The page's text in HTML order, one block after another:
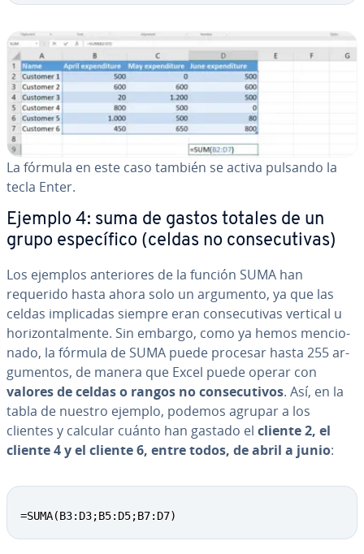
La fórmula en este caso también se activa pulsando la
tecla Enter.
Ejemplo 4: suma de gastos totales de un
grupo es­pe­cí­fi­co (celdas no co­n­se­cu­ti­vas)
Los ejemplos an­te­rio­res de la función SUMA han
requerido hasta ahora solo un argumento, ya que las
celdas im­pli­ca­das siempre eran co­n­se­cu­ti­vas vertical u
ho­ri­zo­n­ta­l­me­n­te. Sin embargo, como ya hemos me­n­cio­
na­do, la fórmula de SUMA puede procesar hasta 255 ar­
gu­me­n­tos, de manera que Excel puede operar con
valores de celdas o rangos no co­n­se­cu­ti­vos. Así, en la
tabla de nuestro ejemplo, podemos agrupar a los
clientes y calcular cuánto han gastado el cliente 2, el
cliente 4 y el cliente 6, entre todos, de abril a junio:
=SUMA(B3:D3;B5:D5;B7:D7)